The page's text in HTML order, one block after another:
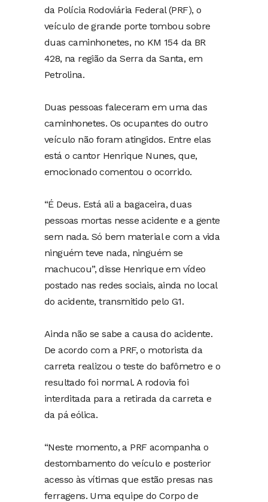
da Polícia Rodoviária Federal (PRF), o
veículo de grande porte tombou sobre
duas caminhonetes, no KM 154 da BR
428, na região da Serra da Santa, em
Petrolina.
Duas pessoas faleceram em uma das
caminhonetes. Os ocupantes do outro
veículo não foram atingidos. Entre elas
está o cantor Henrique Nunes, que,
emocionado comentou o ocorrido.
“É Deus. Está ali a bagaceira, duas
pessoas mortas nesse acidente e a gente
sem nada. Só bem material e com a vida
ninguém teve nada, ninguém se
machucou”, disse Henrique em vídeo
postado nas redes sociais, ainda no local
do acidente, transmitido pelo G1.
Ainda não se sabe a causa do acidente.
De acordo com a PRF, o motorista da
carreta realizou o teste do bafômetro e o
resultado foi normal. A rodovia foi
interditada para a retirada da carreta e
da pá eólica.
“Neste momento, a PRF acompanha o
destombamento do veículo e posterior
acesso às vítimas que estão presas nas
ferragens. Uma equipe do Corpo de